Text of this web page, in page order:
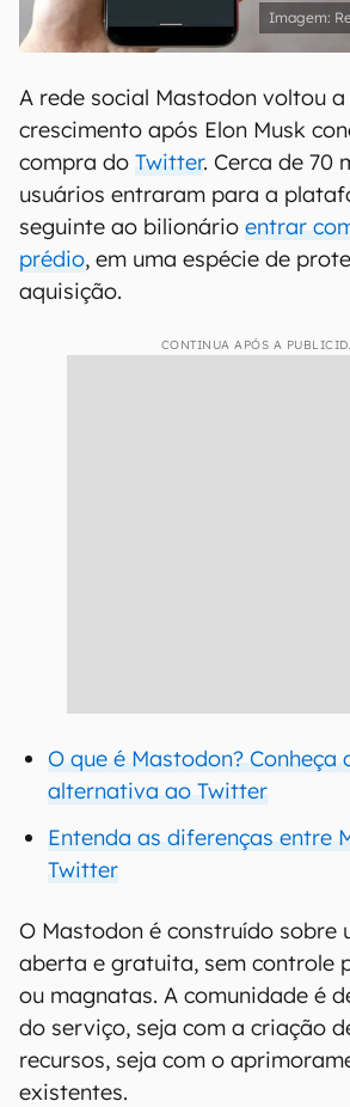
A rede social Mastodon voltou
crescimento após Elon Musk
compra do Twitter. Cerca de 70
usuários entraram para a
seguinte ao bilionário entrar
prédio, em uma espécie de
aquisição.
CONTINUA APÓS A
O que é Mastodon? Conheça
alternativa ao Twitter
Entenda as diferenças entre
Twitter
O Mastodon é construído sobre
aberta e gratuita, sem controle
ou magnatas. A comunidade é
do serviço, seja com a criação
recursos, seja com o
existentes.